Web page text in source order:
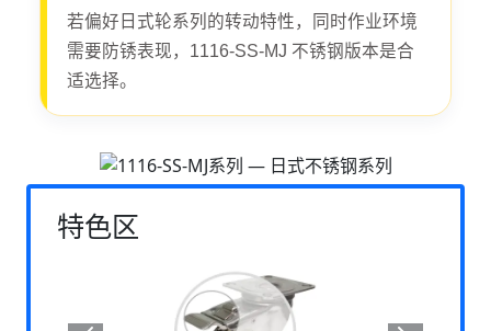
若偏好日式轮系列的转动特性，同时作业环境
需要防锈表现，1116-SS-MJ 不锈钢版本是合
适选择。
特色区